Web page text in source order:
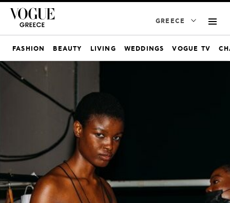
GREECE
FASHION BEAUTY LIVING WEDDINGS VOGUE TV